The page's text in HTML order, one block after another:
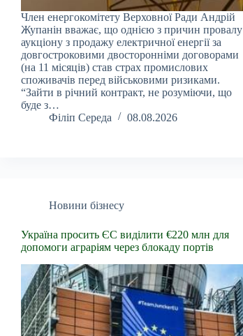
Член енергокомітету Верховної Ради Андрій
Жупанін вважає, що однією з причин провалу
аукціону з продажу електричної енергії за
довгостроковими двосторонніми договорами
(на 11 місяців) став страх промислових
споживачів перед військовими ризиками.
“Зайти в річний контракт, не розуміючи, що
буде з…
Філіп Середа
08.08.2026
Новини бізнесу
Україна просить ЄС виділити €220 млн для
допомоги аграріям через блокаду портів